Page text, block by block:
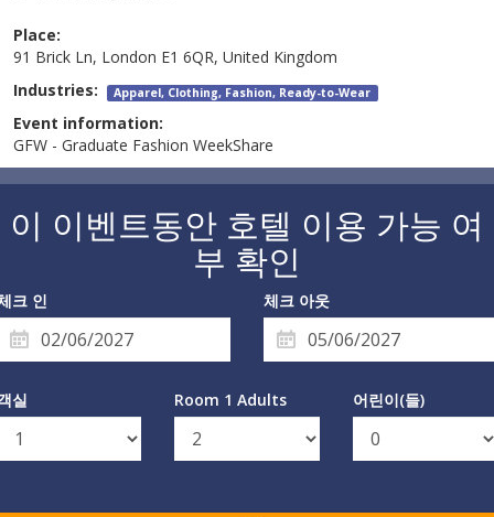
Place:
91 Brick Ln, London E1 6QR, United Kingdom
Industries: Apparel, Clothing, Fashion, Ready-to-Wear
Event information:
GFW - Graduate Fashion WeekShare
이 이벤트동안 호텔 이용 가능 여
부 확인
크 인 체크 아웃
실 Room 1 Adults 어린이(들)